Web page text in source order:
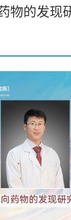
物的发现